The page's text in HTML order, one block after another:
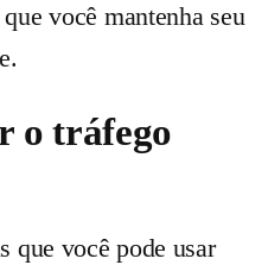
você mantenha seu
o tráfego
que você pode usar